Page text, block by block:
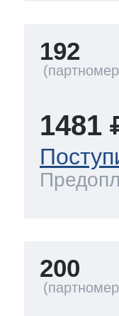
192
1481
200